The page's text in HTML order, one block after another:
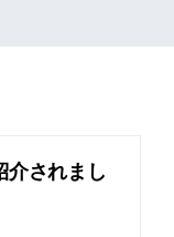
介されまし